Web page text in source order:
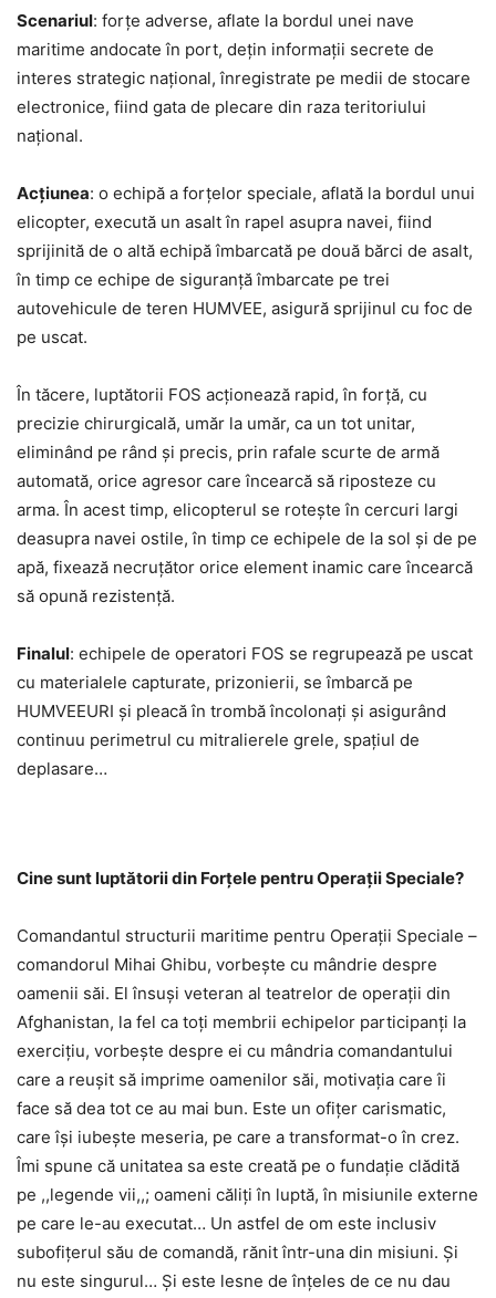
Scenariul: forțe adverse, aflate la bordul unei nave
maritime andocate în port, dețin informații secrete de
interes strategic național, înregistrate pe medii de stocare
electronice, fiind gata de plecare din raza teritoriului
național.
Acțiunea: o echipă a forțelor speciale, aflată la bordul unui
elicopter, execută un asalt în rapel asupra navei, fiind
sprijinită de o altă echipă îmbarcată pe două bărci de asalt,
în timp ce echipe de siguranță îmbarcate pe trei
autovehicule de teren HUMVEE, asigură sprijinul cu foc de
pe uscat.
În tăcere, luptătorii FOS acționează rapid, în forță, cu
precizie chirurgicală, umăr la umăr, ca un tot unitar,
eliminând pe rând și precis, prin rafale scurte de armă
automată, orice agresor care încearcă să riposteze cu
arma. În acest timp, elicopterul se rotește în cercuri largi
deasupra navei ostile, în timp ce echipele de la sol și de pe
apă, fixează necruțător orice element inamic care încearcă
să opună rezistență.
Finalul: echipele de operatori FOS se regrupează pe uscat
cu materialele capturate, prizonierii, se îmbarcă pe
HUMVEEURI și pleacă în trombă încolonați și asigurând
continuu perimetrul cu mitralierele grele, spațiul de
deplasare…
Cine sunt luptătorii din Forțele pentru Operații Speciale?
Comandantul structurii maritime pentru Operații Speciale –
comandorul Mihai Ghibu, vorbește cu mândrie despre
oamenii săi. El însuși veteran al teatrelor de operații din
Afghanistan, la fel ca toți membrii echipelor participanți la
exercițiu, vorbește despre ei cu mândria comandantului
care a reușit să imprime oamenilor săi, motivația care îi
face să dea tot ce au mai bun. Este un ofițer carismatic,
care își iubește meseria, pe care a transformat-o în crez.
Îmi spune că unitatea sa este creată pe o fundație clădită
pe ,,legende vii,,; oameni căliți în luptă, în misiunile externe
pe care le-au executat… Un astfel de om este inclusiv
subofițerul său de comandă, rănit într-una din misiuni. Și
nu este singurul… Și este lesne de înțeles de ce nu dau